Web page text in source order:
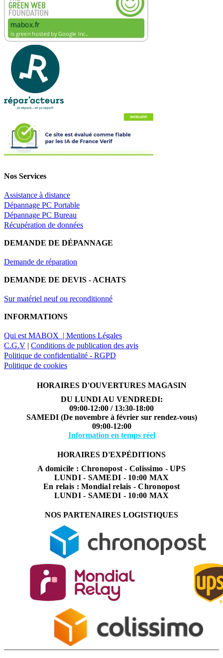
Nos Services
Assistance à distance
Dépannage PC Portable
Dépannage PC Bureau
Récupération de données
DEMANDE DE DÉPANNAGE
Demande de réparation
DEMANDE DE DEVIS - ACHATS
Sur matériel neuf ou reconditionné
INFORMATIONS
Qui est MABOX | Mentions Légales
C.G.V | Conditions de publication des avis
Politique de confidentialité - RGPD
Politique de cookies
HORAIRES D'OUVERTURES MAGASIN
DU LUNDI AU VENDREDI:
09:00-12:00 / 13:30-18:00
SAMEDI (De novembre à février sur rendez-vous)
09:00-12:00
Information en temps réel
HORAIRES D'EXPÉDITIONS
A domicile : Chronopost - Colissimo - UPS
LUNDI - SAMEDI - 10:00 MAX
En relais : Mondial relais - Chronopost
LUNDI - SAMEDI - 10:00 MAX
NOS PARTENAIRES LOGISTIQUES